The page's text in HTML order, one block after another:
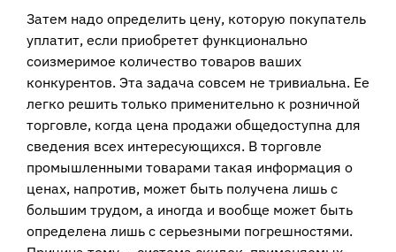
Затем надо определить цену, которую покупатель
уплатит, если приобретет функционально
соизмеримое количество товаров ваших
конкурентов. Эта задача совсем не тривиальна. Ее
легко решить только применительно к розничной
торговле, когда цена продажи общедоступна для
сведения всех интересующихся. В торговле
промышленными товарами такая информация о
ценах, напротив, может быть получена лишь с
большим трудом, а иногда и вообще может быть
определена лишь с серьезными погрешностями.